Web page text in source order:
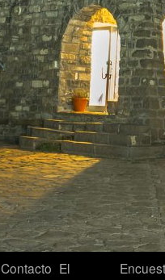
Contacto El